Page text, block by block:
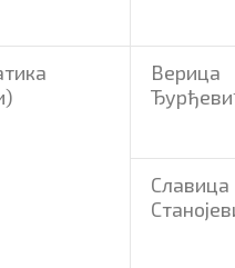
Верица
Славица